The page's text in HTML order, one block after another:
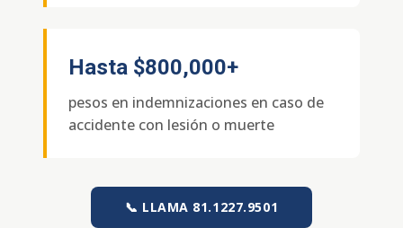
Hasta $800,000+
pesos en indemnizaciones en caso de
accidente con lesión o muerte
📞 LLAMA 81.1227.9501